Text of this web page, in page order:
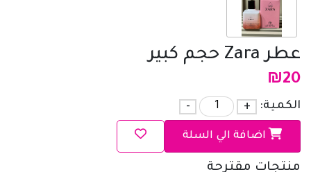
عطر Zara حجم كبير
₪20
الكمية: +
-
اضافة الي السلة
منتجات مقترحة